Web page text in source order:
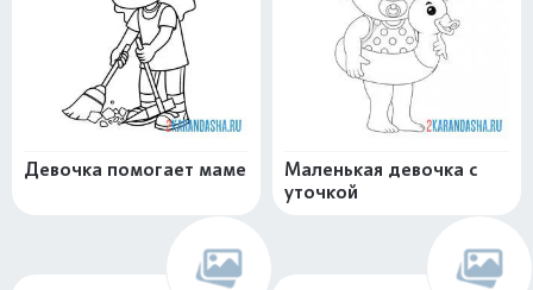
Девочка помогает маме
Маленькая девочка с
уточкой